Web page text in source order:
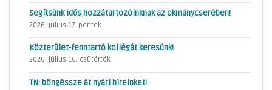
Segítsünk idős hozzátartozóinknak az okmánycserében!
2026. július 17. péntek
Közterület-fenntartó kollégát keresünk!
2026. július 16. csütörtök
TN: böngéssze át nyári híreinket!